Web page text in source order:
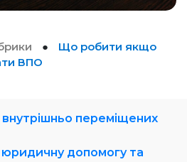
●
Що робити якщо
ВПО
переміщених
допомогу та